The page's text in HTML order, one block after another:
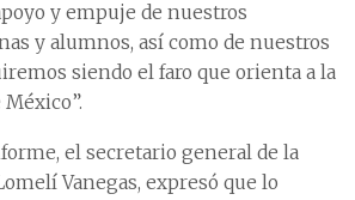
y empuje de nuestros
y alumnos, así como de nuestros
siendo el faro que orienta a la
el secretario general de la
Vanegas, expresó que lo